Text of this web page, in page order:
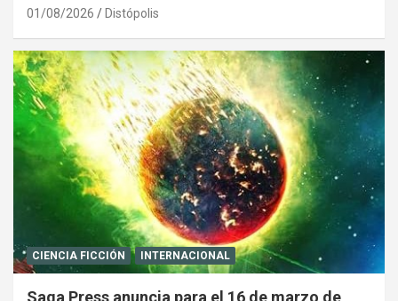
01/08/2026 Distópolis
CIENCIA FICCIÓN INTERNACIONAL
Saga Press anuncia para el 16 de marzo de